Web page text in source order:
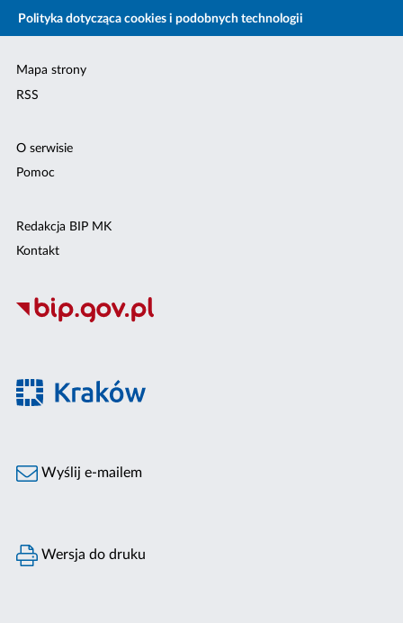
Polityka dotycząca cookies i podobnych technologii
Mapa strony
RSS
O serwisie
Pomoc
Redakcja BIP MK
Kontakt
Wyślij e-mailem
Wersja do druku